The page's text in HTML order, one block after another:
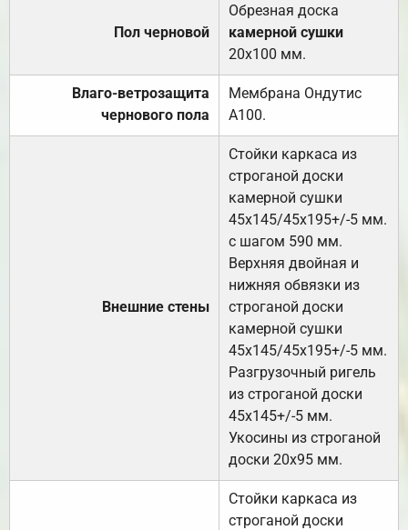
Пол черновой
Обрезная доска
камерной сушки
20х100 мм.
Влаго-ветрозащита
чернового пола
Мембрана Ондутис
А100.
Внешние стены
Стойки каркаса из
строганой доски
камерной сушки
45х145/45х195+/-5 мм.
с шагом 590 мм.
Верхняя двойная и
нижняя обвязки из
строганой доски
камерной сушки
45х145/45х195+/-5 мм.
Разгрузочный ригель
из строганой доски
45х145+/-5 мм.
Укосины из строганой
доски 20х95 мм.
Стойки каркаса из
строганой доски